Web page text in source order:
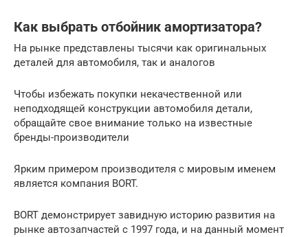
Как выбрать отбойник амортизатора?
На рынке представлены тысячи как оригинальных
деталей для автомобиля, так и аналогов
Чтобы избежать покупки некачественной или
неподходящей конструкции автомобиля детали,
обращайте свое внимание только на известные
бренды-производители
Ярким примером производителя с мировым именем
является компания BORT.
BORT демонстрирует завидную историю развития на
рынке автозапчастей с 1997 года, и на данный момент